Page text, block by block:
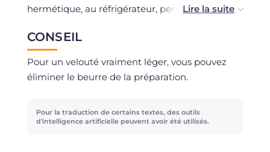
hermétique, au réfrigérateur, pendant 2-3 jours.
Vous pouvez congeler le velouté de carottes et
cannelle dans un récipient hermétique. Pour le
décongeler, il suffit de le sortir du congélateur
quelques heures avant le repas et de le laisser
CONSEIL
Pour un velouté vraiment léger, vous pouvez
éliminer le beurre de la préparation.
Pour la traduction de certains textes, des outils
d'intelligence artificielle peuvent avoir été utilisés.